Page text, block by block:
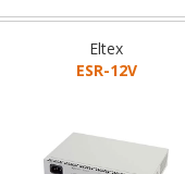
Eltex
ESR-12V